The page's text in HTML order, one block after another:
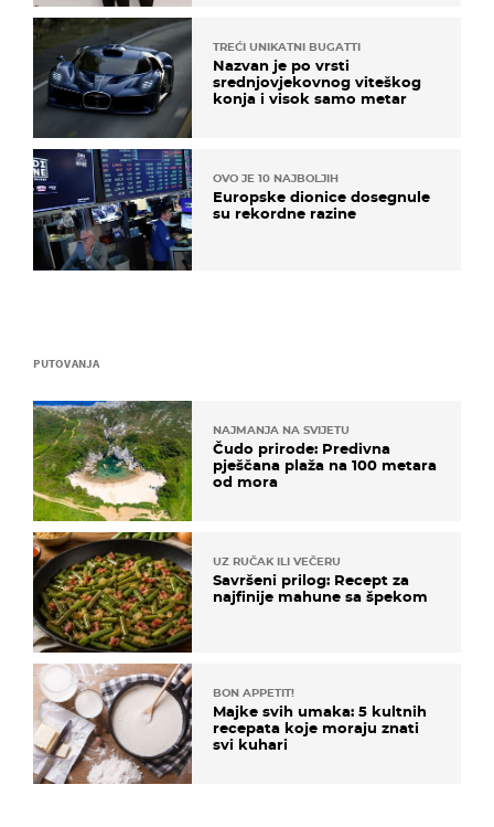
PUTOVANJA
NAJMANJA NA SVIJETU
Čudo prirode: Predivna
pješčana plaža na 100 metara
od mora
UZ RUČAK ILI VEČERU
Savršeni prilog: Recept za
najfinije mahune sa špekom
BON APPETIT!
Majke svih umaka: 5 kultnih
recepata koje moraju znati
svi kuhari
TREĆI UNIKATNI BUGATTI
Nazvan je po vrsti
srednjovjekovnog viteškog
konja i visok samo metar
OVO JE 10 NAJBOLJIH
Europske dionice dosegnule
su rekordne razine